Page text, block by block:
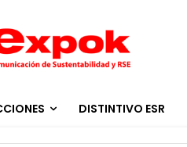
DISTINTIVO ESR